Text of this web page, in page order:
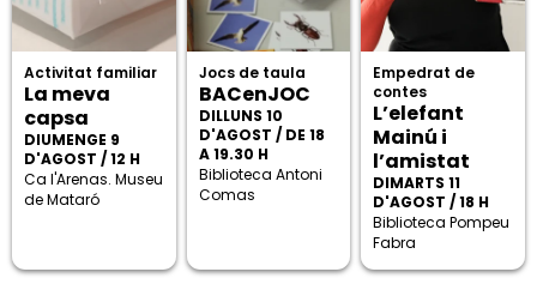
Activitat familiar
La meva
capsa
DIUMENGE 9
D'AGOST / 12 H
Ca l'Arenas. Museu
de Mataró
Jocs de taula
BACenJOC
DILLUNS 10
D'AGOST / DE 18
A 19.30 H
Biblioteca Antoni
Comas
Empedrat de
contes
L’elefant
Mainú i
l’amistat
DIMARTS 11
D'AGOST / 18 H
Biblioteca Pompeu
Fabra